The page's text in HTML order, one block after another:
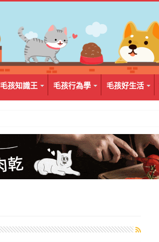
毛孩知識王 毛孩行為學 毛孩好生活